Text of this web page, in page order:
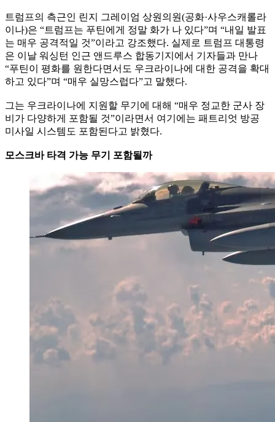
트럼프의 측근인 린지 그레이엄 상원의원(공화·사우스캐롤라
이나)은 “트럼프는 푸틴에게 정말 화가 나 있다”며 “내일 발표
는 매우 공격적일 것”이라고 강조했다. 실제로 트럼프 대통령
은 이날 워싱턴 인근 앤드루스 합동기지에서 기자들과 만나
“푸틴이 평화를 원한다면서도 우크라이나에 대한 공격을 확대
하고 있다”며 “매우 실망스럽다”고 말했다.
그는 우크라이나에 지원할 무기에 대해 “매우 정교한 군사 장
비가 다양하게 포함될 것”이라면서 여기에는 패트리엇 방공
미사일 시스템도 포함된다고 밝혔다.
모스크바 타격 가능 무기 포함될까